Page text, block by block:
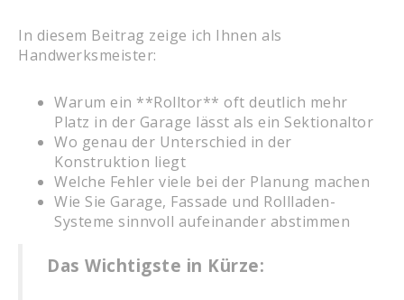
In diesem Beitrag zeige ich Ihnen als
Handwerksmeister:
Warum ein **Rolltor** oft deutlich mehr
Platz in der Garage lässt als ein Sektionaltor
Wo genau der Unterschied in der
Konstruktion liegt
Welche Fehler viele bei der Planung machen
Wie Sie Garage, Fassade und Rollladen-
Systeme sinnvoll aufeinander abstimmen
Das Wichtigste in Kürze: